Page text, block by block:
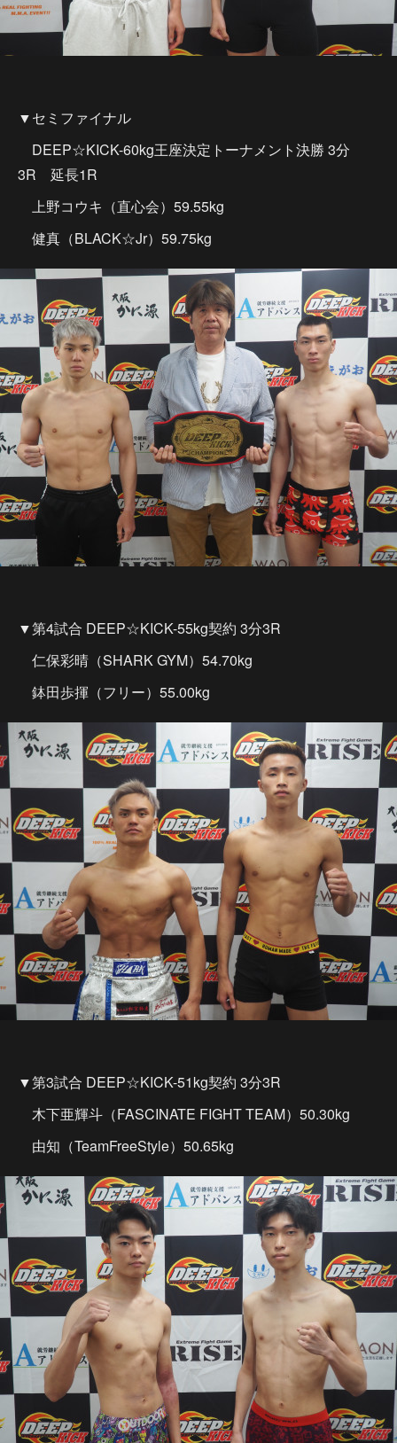
▼セミファイナル
DEEP☆KICK-60kg王座決定トーナメント決勝 3分
3R 延長1R
上野コウキ（直心会）59.55kg
健真（BLACK☆Jr）59.75kg
▼第4試合 DEEP☆KICK-55kg契約 3分3R
仁保彩晴（SHARK GYM）54.70kg
鉢田歩揮（フリー）55.00kg
▼第3試合 DEEP☆KICK-51kg契約 3分3R
木下亜輝斗（FASCINATE FIGHT TEAM）50.30kg
由知（TeamFreeStyle）50.65kg